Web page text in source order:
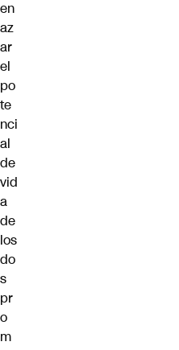
en
az
ar
el
po
te
nci
al
de
vid
a
de
los
do
s
pr
o
m